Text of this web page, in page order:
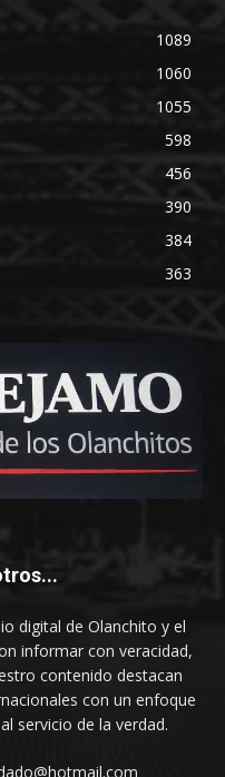
1089
1060
1055
598
456
390
384
363
digital de Olanchito y el
informar con veracidad,
contenido destacan
con un enfoque
servicio de la verdad.